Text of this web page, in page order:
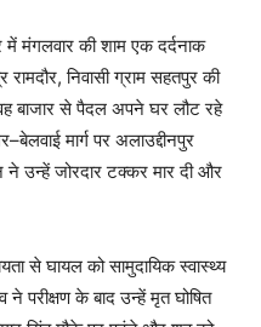
मंगलवार की शाम एक दर्दनाक
निवासी ग्राम सहतपुर की
बाजार से पैदल अपने घर लौट रहे
मार्ग पर अलाउद्दीनपुर
ने उन्हें जोरदार टक्कर मार दी और
से घायल को सामुदायिक स्वास्थ्य
ने परीक्षण के बाद उन्हें मृत घोषित